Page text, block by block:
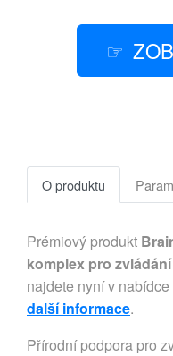
O produktu
Prémiový produkt
komplex pro
najdete nyní v
další informace.
Přírodní podpora pro